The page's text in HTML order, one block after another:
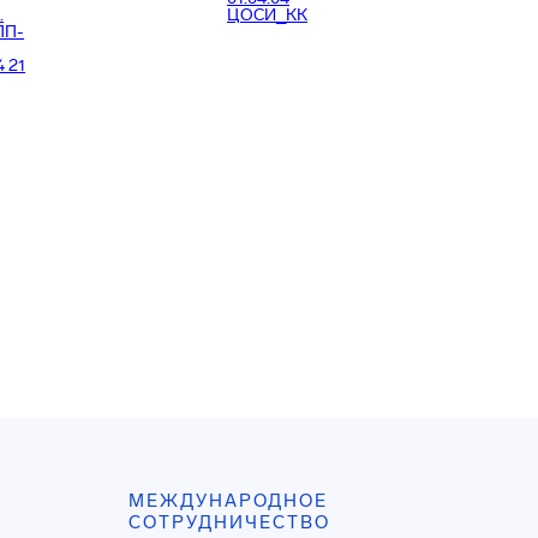
21
ЦОСИ_КК
многопоточных приложений в
МЕЖДУНАРОДНОЕ
СОТРУДНИЧЕСТВО